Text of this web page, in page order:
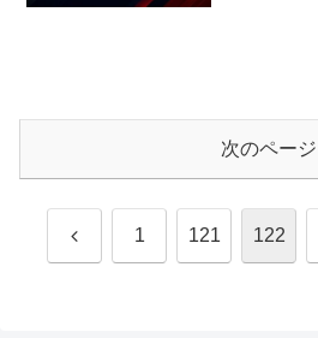
次のページ
前 1 121 122